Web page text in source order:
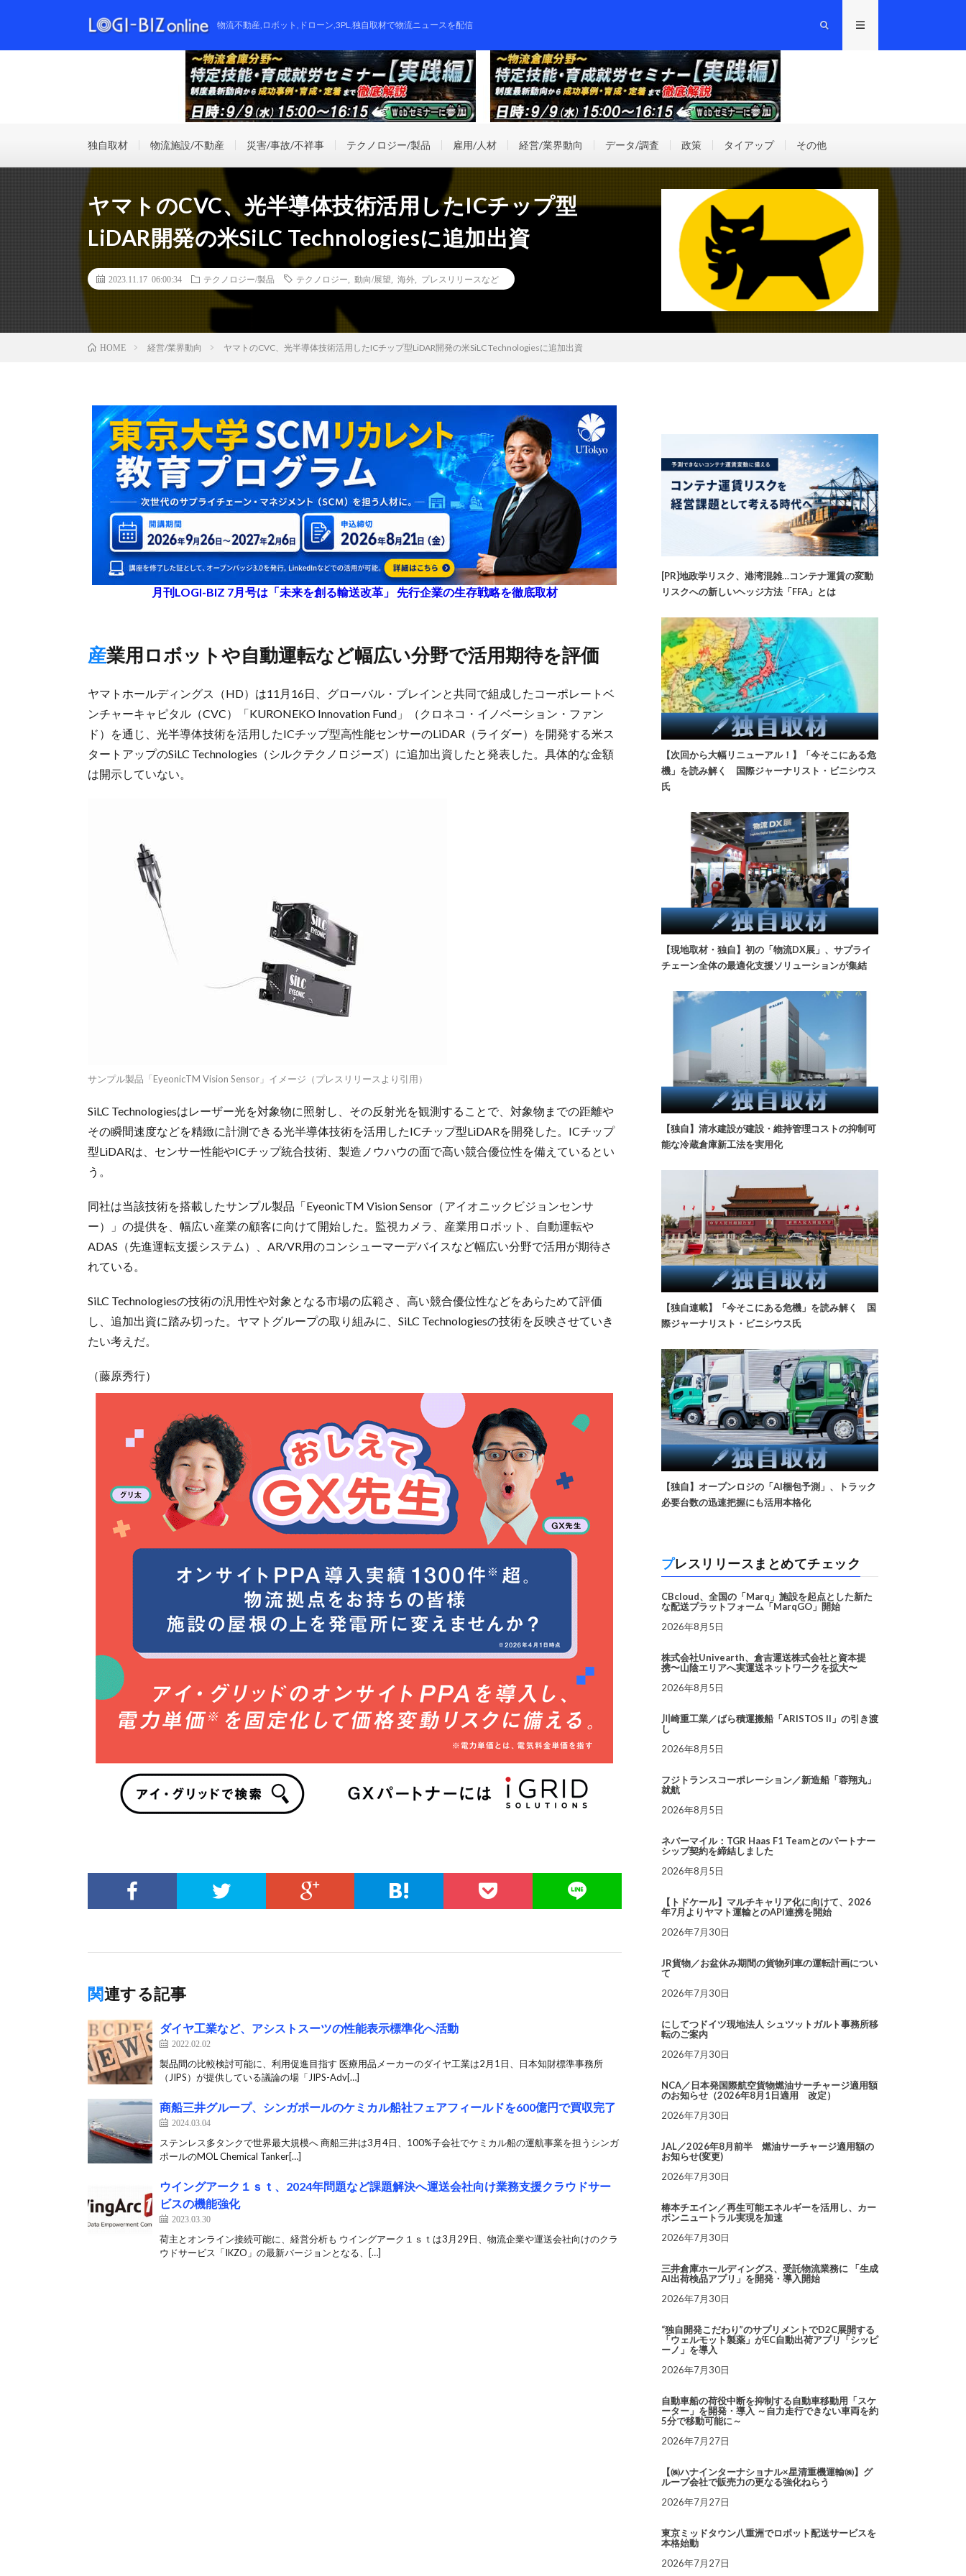
物流不動産,ロボット,ドローン,3PL,独自取材で物流ニュースを配信
独自取材 物流施設/不動産 災害/事故/不祥事 テクノロジー/製品 雇用/人材 経営/業界動向 データ/調査 政策 タイアップ その他
ヤマトのCVC、光半導体技術活用したICチップ型
LiDAR開発の米SiLC Technologiesに追加出資
2023.11.17 06:00:34 テクノロジー/製品 テクノロジー 動向/展望 海外 プレスリリースなど
HOME 経営/業界動向 ヤマトのCVC、光半導体技術活用したICチップ型LiDAR開発の米SiLC Technologiesに追加出資
月刊LOGI-BIZ 7月号は「未来を創る輸送改革」 先行企業の生存戦略を徹底取材
産業用ロボットや自動運転など幅広い分野で活用期待を評価
ヤマトホールディングス（HD）は11月16日、グローバル・ブレインと共同で組成したコーポレートベ
ンチャーキャピタル（CVC）「KURONEKO Innovation Fund」（クロネコ・イノベーション・ファン
ド）を通じ、光半導体技術を活用したICチップ型高性能センサーのLiDAR（ライダー）を開発する米ス
タートアップのSiLC Technologies（シルクテクノロジーズ）に追加出資したと発表した。具体的な金額
は開示していない。
サンプル製品「EyeonicTM Vision Sensor」イメージ（プレスリリースより引用）
SiLC Technologiesはレーザー光を対象物に照射し、その反射光を観測することで、対象物までの距離や
その瞬間速度などを精緻に計測できる光半導体技術を活用したICチップ型LiDARを開発した。ICチップ
型LiDARは、センサー性能やICチップ統合技術、製造ノウハウの面で高い競合優位性を備えているとい
う。
同社は当該技術を搭載したサンプル製品「EyeonicTM Vision Sensor（アイオニックビジョンセンサ
ー）」の提供を、幅広い産業の顧客に向けて開始した。監視カメラ、産業用ロボット、自動運転や
ADAS（先進運転支援システム）、AR/VR用のコンシューマーデバイスなど幅広い分野で活用が期待さ
れている。
SiLC Technologiesの技術の汎用性や対象となる市場の広範さ、高い競合優位性などをあらためて評価
し、追加出資に踏み切った。ヤマトグループの取り組みに、SiLC Technologiesの技術を反映させていき
たい考えだ。
（藤原秀行）
関連する記事
ダイヤ工業など、アシストスーツの性能表示標準化へ活動
2022.02.02
製品間の比較検討可能に、利用促進目指す 医療用品メーカーのダイヤ工業は2月1日、日本知財標準事務所
（JIPS）が提供している議論の場「JIPS-Adv[…]
商船三井グループ、シンガポールのケミカル船社フェアフィールドを600億円で買収完了
2024.03.04
ステンレス多タンクで世界最大規模へ 商船三井は3月4日、100%子会社でケミカル船の運航事業を担うシンガ
ポールのMOL Chemical Tanker[…]
ウイングアーク１ｓｔ、2024年問題など課題解決へ運送会社向け業務支援クラウドサー
ビスの機能強化
2023.03.30
荷主とオンライン接続可能に、経営分析も ウイングアーク１ｓｔは3月29日、物流企業や運送会社向けのクラ
ウドサービス「IKZO」の最新バージョンとなる、[…]
[PR]地政学リスク、港湾混雑…コンテナ運賃の変動
リスクへの新しいヘッジ方法「FFA」とは
【次回から大幅リニューアル！】「今そこにある危
機」を読み解く 国際ジャーナリスト・ビニシウス
氏
【現地取材・独自】初の「物流DX展」、サプライ
チェーン全体の最適化支援ソリューションが集結
【独自】清水建設が建設・維持管理コストの抑制可
能な冷蔵倉庫新工法を実用化
【独自連載】「今そこにある危機」を読み解く 国
際ジャーナリスト・ビニシウス氏
【独自】オープンロジの「AI梱包予測」、トラック
必要台数の迅速把握にも活用本格化
プレスリリースまとめてチェック
CBcloud、全国の「Marq」施設を起点とした新た
な配送プラットフォーム「MarqGO」開始
2026年8月5日
株式会社Univearth、倉吉運送株式会社と資本提
携〜山陰エリアへ実運送ネットワークを拡大〜
2026年8月5日
川崎重工業／ばら積運搬船「ARISTOS II」の引き渡
し
2026年8月5日
フジトランスコーポレーション／新造船「蓉翔丸」
就航
2026年8月5日
ネバーマイル：TGR Haas F1 Teamとのパートナー
シップ契約を締結しました
2026年8月5日
【トドケール】マルチキャリア化に向けて、2026
年7月よりヤマト運輸とのAPI連携を開始
2026年7月30日
JR貨物／お盆休み期間の貨物列車の運転計画につい
て
2026年7月30日
にしてつドイツ現地法人 シュツットガルト事務所移
転のご案内
2026年7月30日
NCA／日本発国際航空貨物燃油サーチャージ適用額
のお知らせ（2026年8月1日適用 改定）
2026年7月30日
JAL／2026年8月前半 燃油サーチャージ適用額の
お知らせ(変更)
2026年7月30日
椿本チエイン／再生可能エネルギーを活用し、カー
ボンニュートラル実現を加速
2026年7月30日
三井倉庫ホールディングス、受託物流業務に 「生成
AI出荷検品アプリ」を開発・導入開始
2026年7月30日
“独自開発こだわり”のサプリメントでD2C展開する
「ウェルモット製薬」がEC自動出荷アプリ「シッピ
ーノ」を導入
2026年7月30日
自動車船の荷役中断を抑制する自動車移動用「スケ
ーター」を開発・導入 ～自力走行できない車両を約
5分で移動可能に～
2026年7月27日
【㈱ハナインターナショナル×星清重機運輸㈱】グ
ループ会社で販売力の更なる強化ねらう
2026年7月27日
東京ミッドタウン八重洲でロボット配送サービスを
本格始動
2026年7月27日